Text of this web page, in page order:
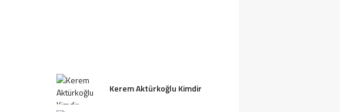
Kerem Aktürkoğlu Kimdir